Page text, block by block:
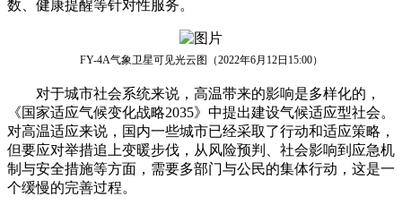
数、健康提醒等针对性服务。
FY-4A气象卫星可见光云图（2022年6月12日15:00）
对于城市社会系统来说，高温带来的影响是多样化的，
《国家适应气候变化战略2035》中提出建设气候适应型社会。
对高温适应来说，国内一些城市已经采取了行动和适应策略，
但要应对举措追上变暖步伐，从风险预判、社会影响到应急机
制与安全措施等方面，需要多部门与公民的集体行动，这是一
个缓慢的完善过程。